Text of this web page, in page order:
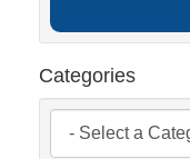
Categories